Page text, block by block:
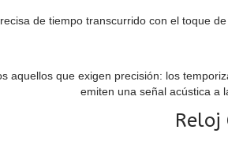
de tiempo transcurrido con el toque
aquellos que exigen precisión: los
emiten una señal acústica a
Reloj